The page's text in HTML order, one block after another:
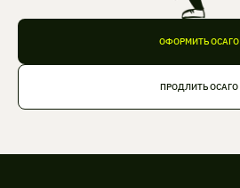
ОФОРМИТЬ ОСАГО
ПРОДЛИТЬ ОСАГО